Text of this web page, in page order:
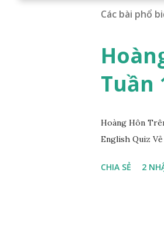
Các bài phổ
Tuần
Hoàng Hôn
English Quiz
CHIA SẺ 2